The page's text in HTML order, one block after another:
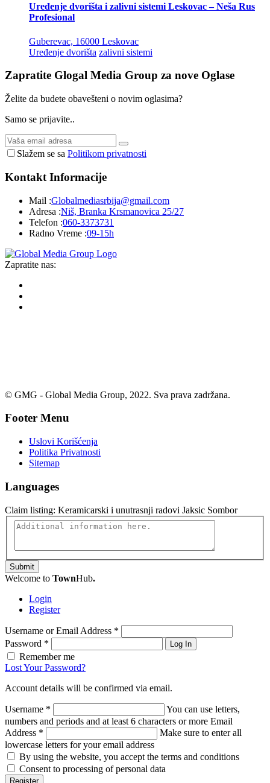
Uređenje dvorišta i zalivni sistemi Leskovac – Neša Rus
Profesional
Guberevac, 16000 Leskovac
Uređenje dvorišta zalivni sistemi
Zapratite Glogal Media Group za nove Oglase
Želite da budete obavešteni o novim oglasima?
Samo se prijavite..
Slažem se sa Politikom privatnosti
Kontakt Informacije
Mail :Globalmediasrbija@gmail.com
Adresa :Niš, Branka Krsmanovica 25/27
Telefon :060-3373731
Radno Vreme :09-15h
Zapratite nas:
© GMG - Global Media Group, 2022. Sva prava zadržana.
Footer Menu
Uslovi Korišćenja
Politika Privatnosti
Sitemap
Languages
Claim listing: Keramicarski i unutrasnji radovi Jaksic Sombor
Submit
Welcome to TownHub.
Login
Register
Username or Email Address *
Password * Log In
Remember me
Lost Your Password?
Account details will be confirmed via email.
Username *
You can use letters,
numbers and periods and at least 6 characters or more Email
Address *
Make sure to enter all
lowercase letters for your email address
By using the website, you accept the terms and conditions
Consent to processing of personal data
Register